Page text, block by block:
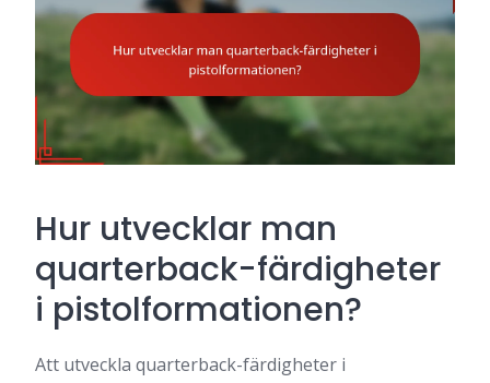
Hur utvecklar man
quarterback-färdigheter
i pistolformationen?
Att utveckla quarterback-färdigheter i